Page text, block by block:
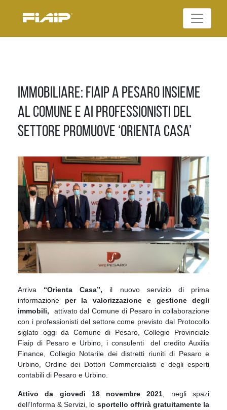
Federazione Italiana
Immobiliare: Fiaip a Pesaro insieme
al Comune e ai professionisti del
settore promuove ‘Orienta Casa’
Arriva “Orienta Casa”, il nuovo servizio di prima
informazione per la valorizzazione e gestione degli
immobili,
attivato dal Comune di Pesaroin collaborazione
con i professionisti del settore come previsto dal Protocollo
siglato oggida Comune di Pesaro,Collegio Provinciale
Fiaip di Pesaro e Urbino, i consulenti del credito Auxilia
Finance, Collegio Notarile dei distretti riuniti di Pesaro e
Urbino, Ordine dei Dottori Commercialisti e degli esperti
contabili di Pesaro e Urbino.
Attivo da giovedì 18 novembre 2021 , negli spazi
dell’Informa & Servizi, lo sportello offrirà gratuitamente la